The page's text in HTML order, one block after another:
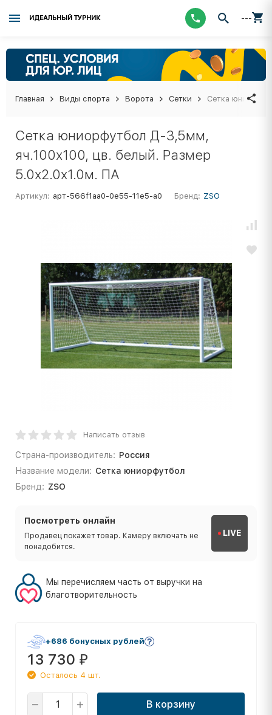
ИДЕАЛЬНЫЙ ТУРНИК ---
Главная Виды спорта Ворота Сетки Сетка
Сетка юниорфутбол Д-3,5мм,
яч.100x100, цв. белый. Размер
5.0x2.0x1.0м. ПА
Артикул: арт-566f1aa0-0e55-11e5-a0 Бренд: ZSO
Написать отзыв
Страна-производитель: Россия
Название модели: Сетка юниорфутбол
Бренд: ZSO
Посмотреть онлайн
Продавец покажет товар. Камеру включать не
понадобится.
LIVE
Мы перечисляем часть от выручки на
благотворительность
+686 бонусных рублей
13 730 ₽
Осталось 4 шт.
В корзину